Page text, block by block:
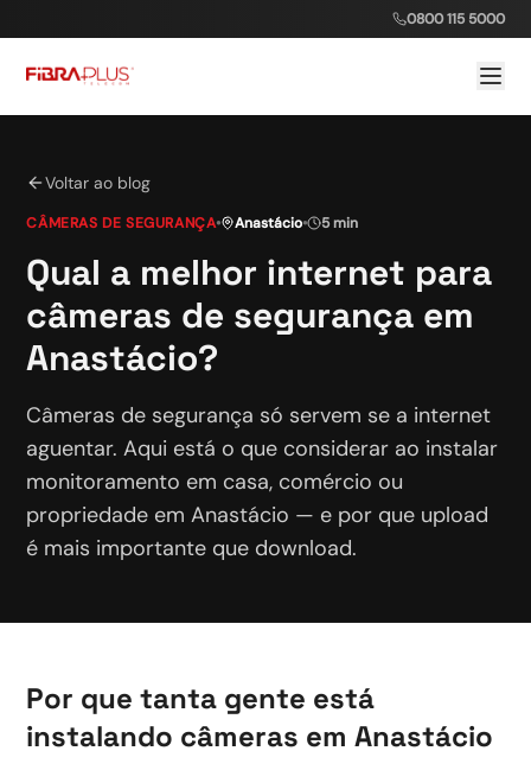
0800 115 5000
Voltar ao blog
CÂMERAS DE SEGURANÇA• Anastácio• 5 min
Qual a melhor internet para
câmeras de segurança em
Anastácio?
Câmeras de segurança só servem se a internet
aguentar. Aqui está o que considerar ao instalar
monitoramento em casa, comércio ou
propriedade em Anastácio — e por que upload
é mais importante que download.
Por que tanta gente está
instalando câmeras em Anastácio